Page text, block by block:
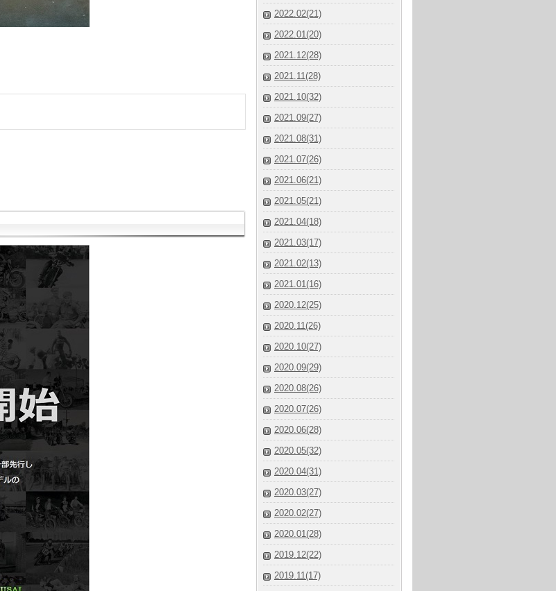
2022.02(21)
2022.01(20)
2021.12(28)
2021.11(28)
2021.10(32)
2021.09(27)
2021.08(31)
2021.07(26)
2021.06(21)
2021.05(21)
2021.04(18)
2021.03(17)
2021.02(13)
2021.01(16)
2020.12(25)
2020.11(26)
2020.10(27)
2020.09(29)
2020.08(26)
2020.07(26)
2020.06(28)
2020.05(32)
2020.04(31)
2020.03(27)
2020.02(27)
2020.01(28)
2019.12(22)
2019.11(17)